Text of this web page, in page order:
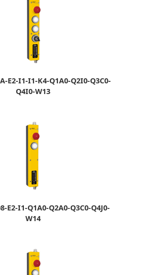
E2-I1-I1-K4-Q1A0-Q2I0-Q3C0-
Q4I0-W13
E2-I1-Q1A0-Q2A0-Q3C0-Q4J0-
W14